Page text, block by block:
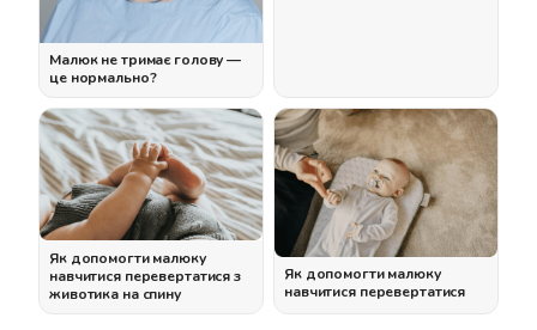
Малюк не тримає голову —
це нормально?
Як допомогти малюку
навчитися перевертатися з
животика на спину
Як допомогти малюку
навчитися перевертатися